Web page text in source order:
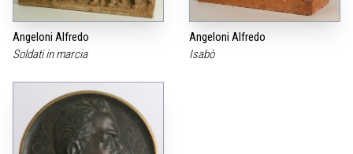
Angeloni Alfredo
Soldati in marcia
Angeloni Alfredo
Isabò